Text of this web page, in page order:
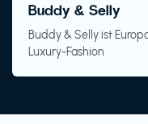
Buddy & Selly
Buddy & Selly ist
Luxury-Fashion